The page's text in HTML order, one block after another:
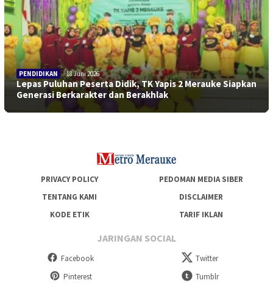
PENDIDIKAN 18 Juni 2026
Lepas Puluhan Peserta Didik, TK Yapis 2 Merauke Siapkan
Generasi Berkarakter dan Berakhlak
PRIVACY POLICY
PEDOMAN MEDIA SIBER
TENTANG KAMI
DISCLAIMER
KODE ETIK
TARIF IKLAN
JARINGAN SOCIAL
Facebook
Twitter
Pinterest
Tumblr